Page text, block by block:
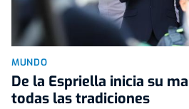
MUNDO
De la Espriella inicia su
todas las tradiciones